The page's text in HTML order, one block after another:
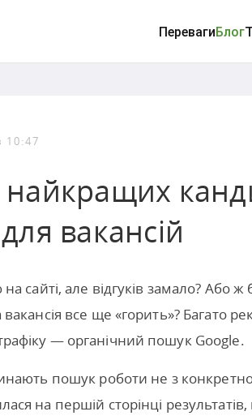
ПеревагиБлог
10:47
вакансій
сайті, але відгуків замало?
все ще «горить»? Багато
— органічний пошук Google.
пошук роботи не з
на першій сторінці